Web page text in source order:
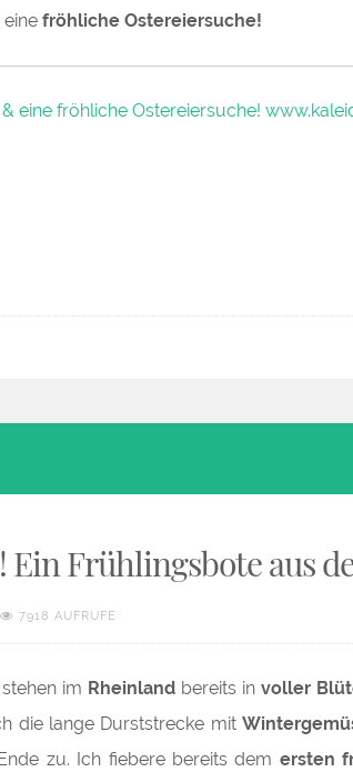
einefröhliche Ostereiersuche!
Ein Frühlingsbote aus
7918 AUFRUFE
stehen im Rheinlandbereits in voller
die lange Durststrecke mit
zu. Ich fiebere bereits dem ersten